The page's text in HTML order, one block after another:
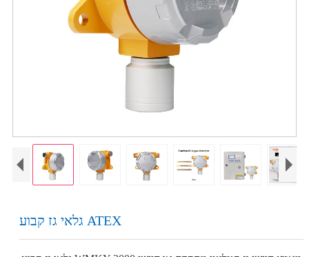
גלאי גז קבוע ATEX